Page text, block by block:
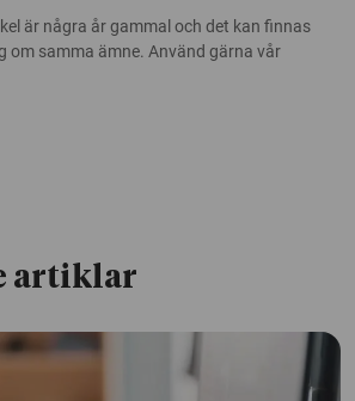
är några år gammal och det kan finnas
om samma ämne. Använd gärna vår
artiklar